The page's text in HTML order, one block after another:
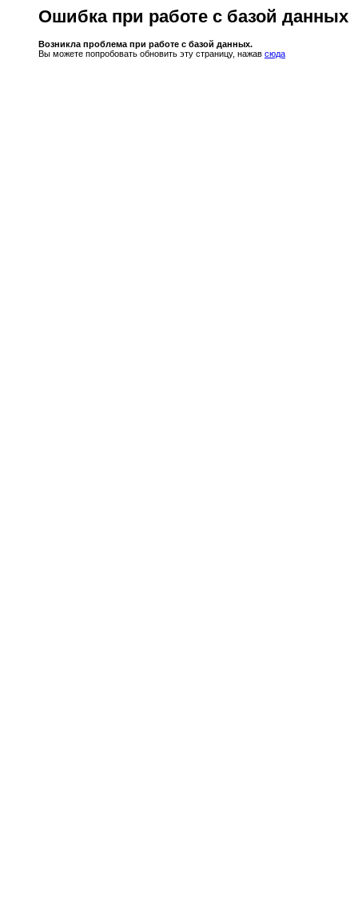
Ошибка при работе с базой данных
Возникла проблема при работе с базой данных.
Вы можете попробовать обновить эту страницу, нажав сюда